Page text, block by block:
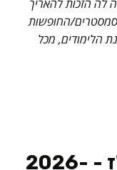
לה הזכות להאריך
החופשות
הלימודים, מכל
שנת הלימודים תשפ"ז - 2026-